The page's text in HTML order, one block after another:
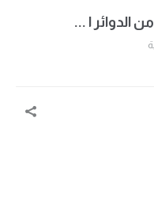
الدوائر ا ...